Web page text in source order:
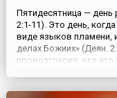
Пятидесятница —
2:1-11). Это день,
виде языков пламени,
делах Божиих» (Деян.
провозгласил, что это